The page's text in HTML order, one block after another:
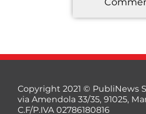
Copyright 2021 © PubliNews
via Amendola 33/35, 91025,
C.F/P.IVA 02786180816